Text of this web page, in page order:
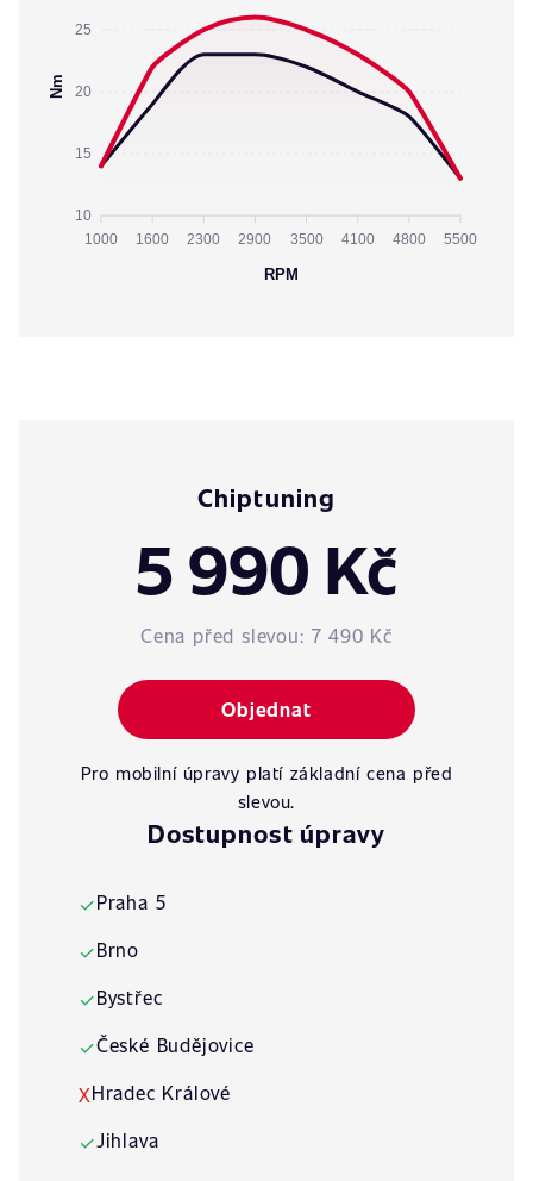
25
20
15
10
Nm
1000 1600 2300 2900 3500 4100 4800 5500
RPM
Chiptuning
5 990 Kč
Cena před slevou: 7 490 Kč
Objednat
Pro mobilní úpravy platí základní cena před
slevou.
Dostupnost úpravy
✓Praha 5
✓Brno
✓Bystřec
✓České Budějovice
XHradec Králové
✓Jihlava